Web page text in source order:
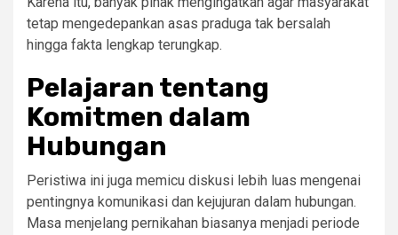
tetap mengedepankan asas praduga tak bersalah
hingga fakta lengkap terungkap.
Pelajaran tentang
Komitmen dalam
Hubungan
Peristiwa ini juga memicu diskusi lebih luas mengenai
pentingnya komunikasi dan kejujuran dalam hubungan.
Masa menjelang pernikahan biasanya menjadi periode